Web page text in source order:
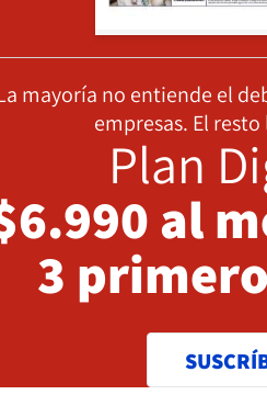
mayoría no entiende el
empresas. El resto
Plan
al
3